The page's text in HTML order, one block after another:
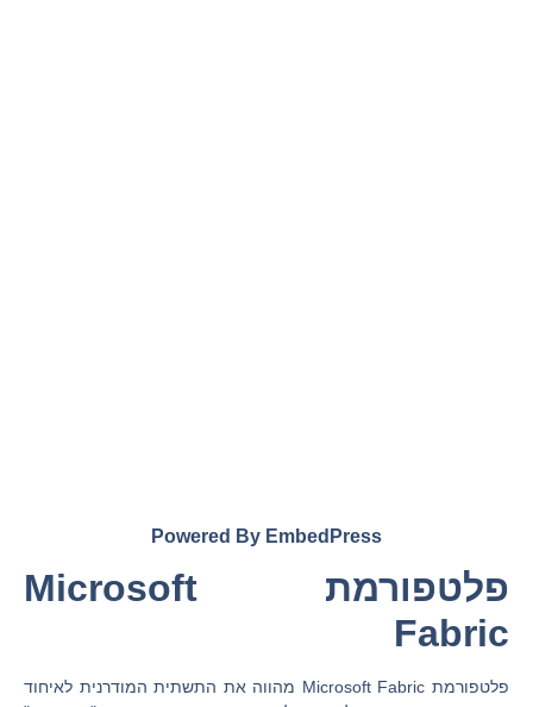
Powered By EmbedPress
פלטפורמת Microsoft
Fabric
פלטפורמת Microsoft Fabric מהווה את התשתית המודרנית לאיחוד